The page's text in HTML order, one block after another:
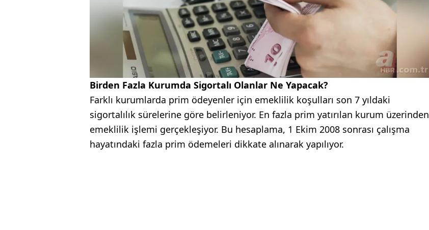
Birden Fazla Kurumda Sigortalı Olanlar Ne Yapacak?
Farklı kurumlarda prim ödeyenler için emeklilik koşulları son 7 yıldaki
sigortalılık sürelerine göre belirleniyor. En fazla prim yatırılan kurum üzerinden
emeklilik işlemi gerçekleşiyor. Bu hesaplama, 1 Ekim 2008 sonrası çalışma
hayatındaki fazla prim ödemeleri dikkate alınarak yapılıyor.